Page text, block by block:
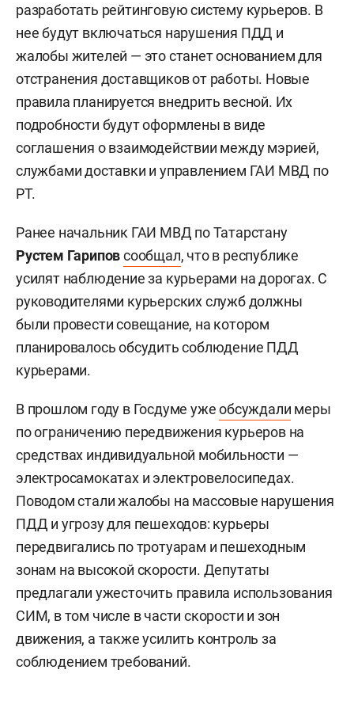
разработать рейтинговую систему курьеров. В
нее будут включаться нарушения ПДД и
жалобы жителей — это станет основанием для
отстранения доставщиков от работы. Новые
правила планируется внедрить весной. Их
подробности будут оформлены в виде
соглашения о взаимодействии между мэрией,
службами доставки и управлением ГАИ МВД по
РТ.
Ранее начальник ГАИ МВД по Татарстану
Рустем Гариповсообщал, что в республике
усилят наблюдение за курьерами на дорогах. С
руководителями курьерских служб должны
были провести совещание, на котором
планировалось обсудить соблюдение ПДД
курьерами.
В прошлом году в Госдуме ужеобсуждали меры
по ограничению передвижения курьеров на
средствах индивидуальной мобильности —
электросамокатах и электровелосипедах.
Поводом стали жалобы на массовые нарушения
ПДД и угрозу для пешеходов: курьеры
передвигались по тротуарам и пешеходным
зонам на высокой скорости. Депутаты
предлагали ужесточить правила использования
СИМ, в том числе в части скорости и зон
движения, а также усилить контроль за
соблюдением требований.